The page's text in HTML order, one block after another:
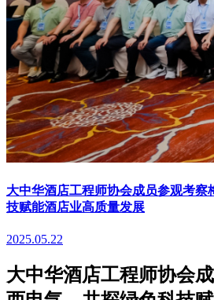
大中华酒店工程师协会成员参观考察
技赋能酒店业高质量发展
2025.05.22
大中华酒店工程师协会